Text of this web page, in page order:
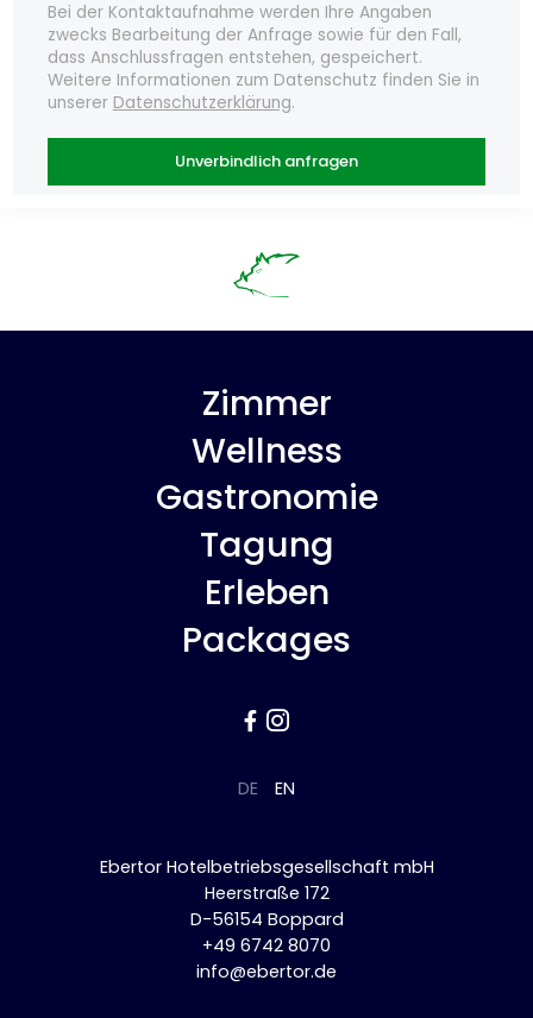
Zimmer
Wellness
Gastronomie
Tagung
Erleben
Packages
 
DE EN
Ebertor Hotelbetriebsgesellschaft mbH
Heerstraße 172
D-56154 Boppard
+49 6742 8070
info@ebertor.de
Bei der Kontaktaufnahme werden Ihre Angaben
zwecks Bearbeitung der Anfrage sowie für den Fall,
dass Anschlussfragen entstehen, gespeichert.
Weitere Informationen zum Datenschutz finden Sie in
unserer Datenschutzerklärung.
Unverbindlich anfragen